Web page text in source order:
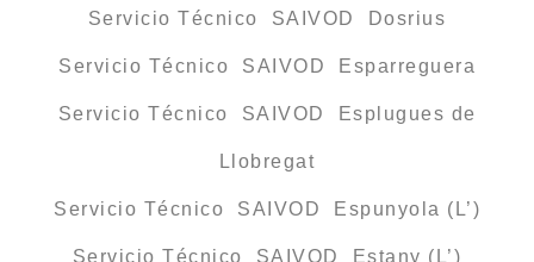
Servicio Técnico SAIVOD Dosrius
Servicio Técnico SAIVOD Esparreguera
Servicio Técnico SAIVOD Esplugues de
Llobregat
Servicio Técnico SAIVOD Espunyola (L’)
Servicio Técnico SAIVOD Estany (L’)